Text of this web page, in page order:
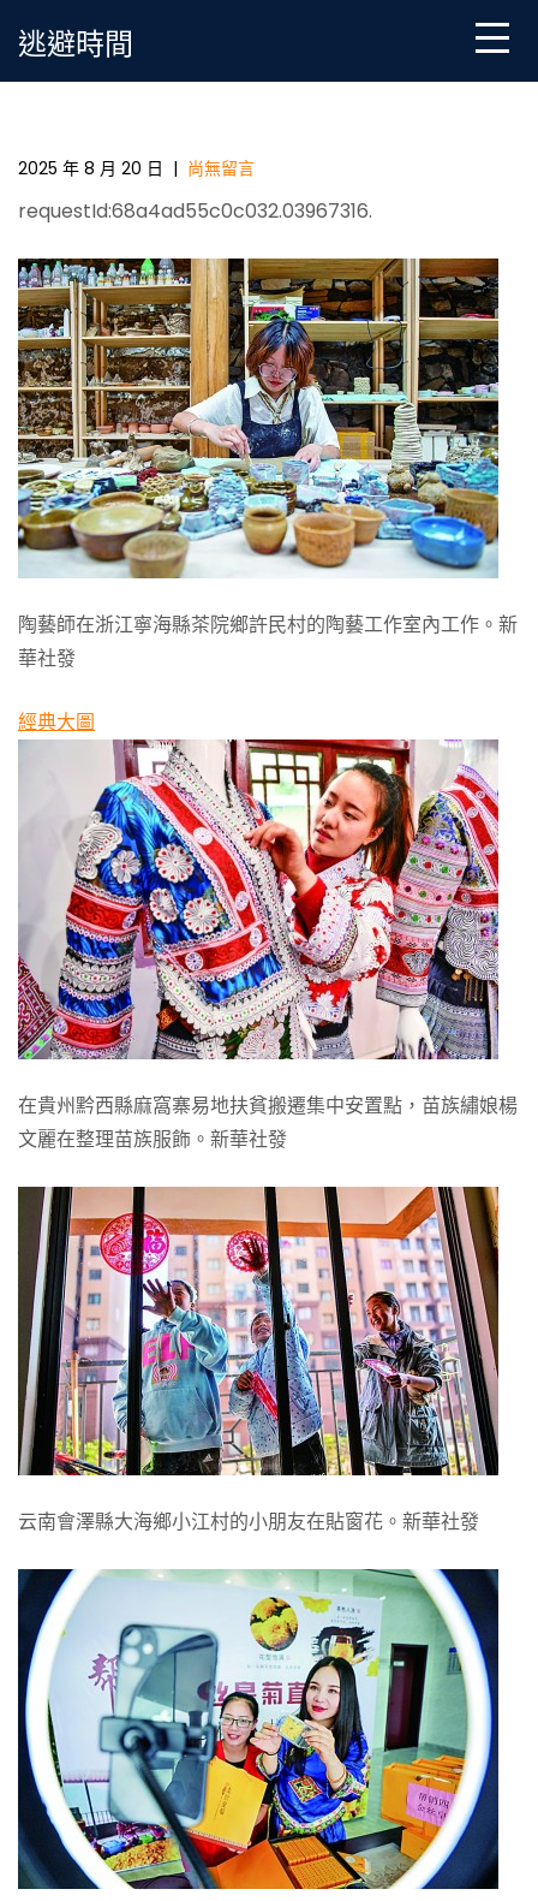
逃避時間
正08靠設計佈置確理解共同富裕 以“人人奮斗”實現“人
2025 年 8 月 20 日 | 尚無留言
requestId:68a4ad55c0c032.03967316.
陶藝師在浙江寧海縣茶院鄉許民村的陶藝工作室內工作。新
華社發
經典大圖
在貴州黔西縣麻窩寨易地扶貧搬遷集中安置點，苗族繡娘楊
文麗在整理苗族服飾。新華社發
云南會澤縣大海鄉小江村的小朋友在貼窗花。新華社發